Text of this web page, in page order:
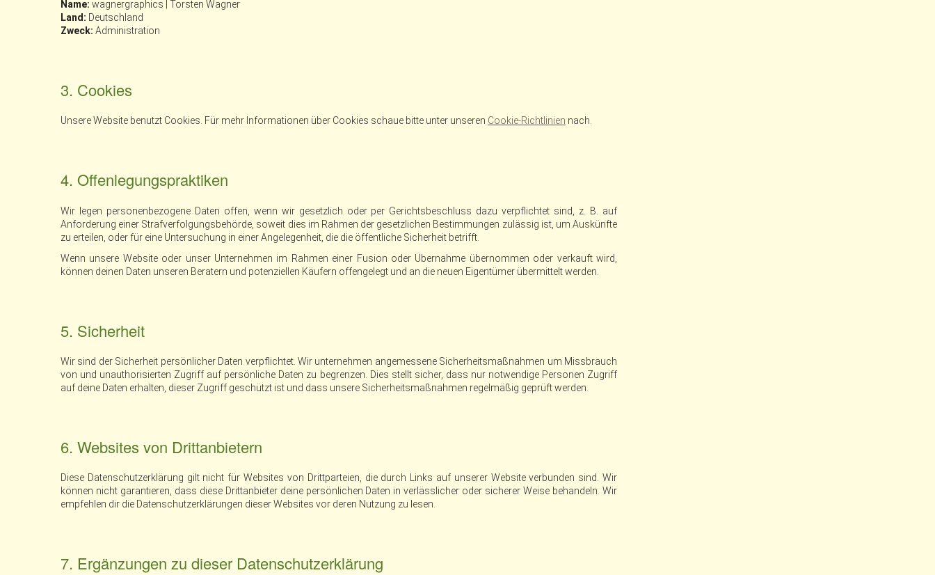
Name: wagnergraphics | Torsten Wagner
Land: Deutschland
Zweck: Administration
3. Cookies
Unsere Website benutzt Cookies. Für mehr Informationen über Cookies schaue bitte unter unseren Cookie-Richtlinien nach.
4. Offenlegungspraktiken
Wir legen personenbezogene Daten offen, wenn wir gesetzlich oder per Gerichtsbeschluss dazu verpflichtet sind, z. B. auf
Anforderung einer Strafverfolgungsbehörde, soweit dies im Rahmen der gesetzlichen Bestimmungen zulässig ist, um Auskünfte
zu erteilen, oder für eine Untersuchung in einer Angelegenheit, die die öffentliche Sicherheit betrifft.
Wenn unsere Website oder unser Unternehmen im Rahmen einer Fusion oder Übernahme übernommen oder verkauft wird,
können deinen Daten unseren Beratern und potenziellen Käufern offengelegt und an die neuen Eigentümer übermittelt werden.
5. Sicherheit
Wir sind der Sicherheit persönlicher Daten verpflichtet. Wir unternehmen angemessene Sicherheitsmaßnahmen um Missbrauch
von und unauthorisierten Zugriff auf persönliche Daten zu begrenzen. Dies stellt sicher, dass nur notwendige Personen Zugriff
auf deine Daten erhalten, dieser Zugriff geschützt ist und dass unsere Sicherheitsmaßnahmen regelmäßig geprüft werden.
6. Websites von Drittanbietern
Diese Datenschutzerklärung gilt nicht für Websites von Drittparteien, die durch Links auf unserer Website verbunden sind. Wir
können nicht garantieren, dass diese Drittanbieter deine persönlichen Daten in verlässlicher oder sicherer Weise behandeln. Wir
empfehlen dir die Datenschutzerklärungen dieser Websites vor deren Nutzung zu lesen.
7. Ergänzungen zu dieser Datenschutzerklärung